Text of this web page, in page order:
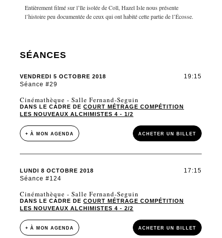
Entièrement filmé sur l’île isolée de Coll, Hazel Isle nous présente
l’histoire peu documentée de ceux qui ont habité cette partie de l’Écosse.
SÉANCES
VENDREDI 5 OCTOBRE 2018
Séance #29
19:15
Cinémathèque - Salle Fernand-Seguin
DANS LE CADRE DECOURT MÉTRAGE COMPÉTITION
LES NOUVEAUX ALCHIMISTES 4 - 1/2
+ À MON AGENDA ACHETER UN BILLET
LUNDI 8 OCTOBRE 2018
Séance #124
17:15
Cinémathèque - Salle Fernand-Seguin
DANS LE CADRE DECOURT MÉTRAGE COMPÉTITION
LES NOUVEAUX ALCHIMISTES 4 - 2/2
+ À MON AGENDA ACHETER UN BILLET